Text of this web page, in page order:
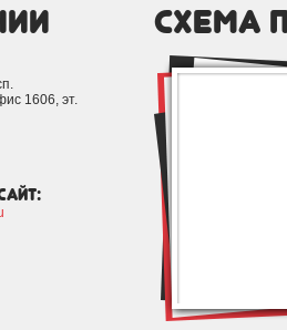
1606, эт.
схема